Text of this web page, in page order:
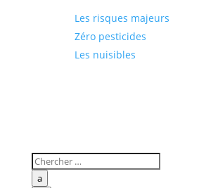
Les risques majeurs
Zéro pesticides
Les nuisibles
a